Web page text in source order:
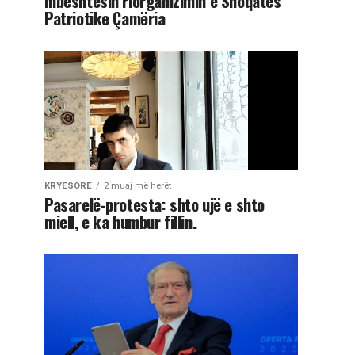
Patriotike Çamëria
KRYESORE 2 muaj më herët
Pasarelë-protesta: shto ujë e shto
miell, e ka humbur fillin.